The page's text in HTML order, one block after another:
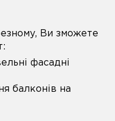
Ви зможете
фасадні
балконів на